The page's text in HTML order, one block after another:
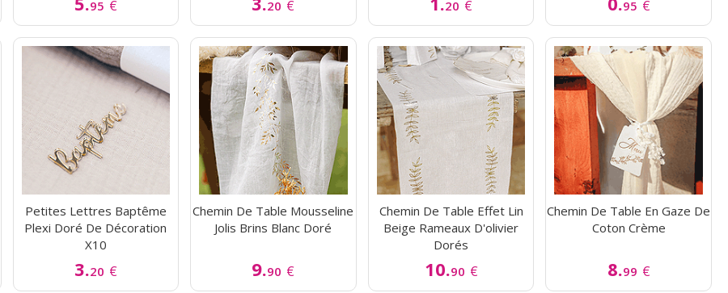
95 € 20 € 20 € 95 €
Petites Lettres Baptême
Plexi Doré De Décoration
X10
3.20 €
Chemin De Table Mousseline
Jolis Brins Blanc Doré
9.90 €
Chemin De Table Effet Lin
Beige Rameaux D'olivier
Dorés
10.90 €
Chemin De Table En Gaze De
Coton Crème
8.99 €